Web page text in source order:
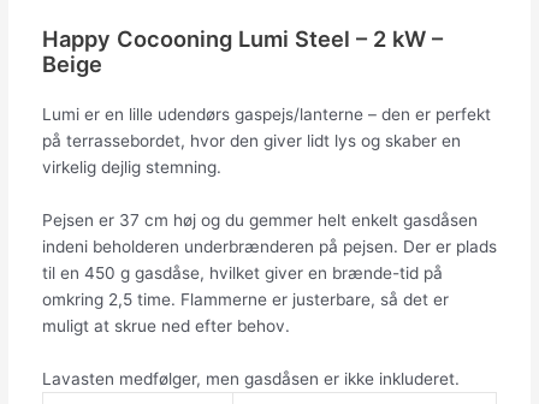
Happy Cocooning Lumi Steel – 2 kW –
Beige
Lumi er en lille udendørs gaspejs/lanterne – den er perfekt
på terrassebordet, hvor den giver lidt lys og skaber en
virkelig dejlig stemning.
Pejsen er 37 cm høj og du gemmer helt enkelt gasdåsen
indeni beholderen underbrænderen på pejsen. Der er plads
til en 450 g gasdåse, hvilket giver en brænde-tid på
omkring 2,5 time. Flammerne er justerbare, så det er
muligt at skrue ned efter behov.
Lavasten medfølger, men gasdåsen er ikke inkluderet.